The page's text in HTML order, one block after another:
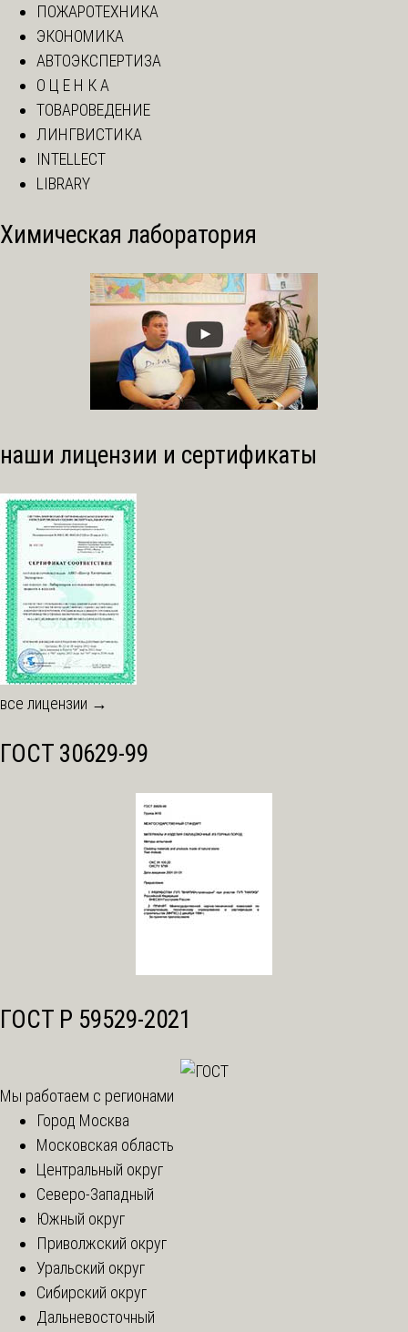
ПОЖАРОТЕХНИКА
ЭКОНОМИКА
АВТОЭКСПЕРТИЗА
О Ц Е Н К А
ТОВАРОВЕДЕНИЕ
ЛИНГВИСТИКА
INTELLECT
LIBRARY
Химическая лаборатория
наши лицензии и сертификаты
все лицензии →
ГОСТ 30629-99
ГОСТ Р 59529-2021
Мы работаем с регионами
Город Москва
Московская область
Центральный округ
Северо-Западный
Южный округ
Приволжский округ
Уральский округ
Сибирский округ
Дальневосточный